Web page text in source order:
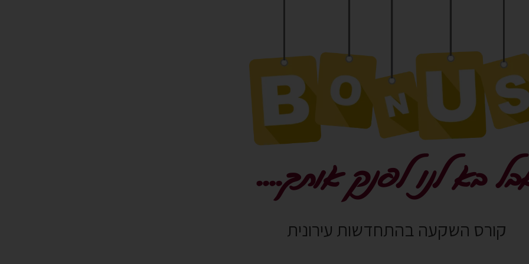
בא לנו לפנק אותך....
קורס השקעה בהתחדשות עירונית